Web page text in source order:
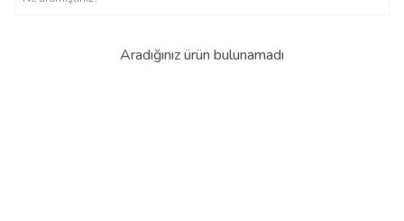
Aradığınız ürün bulunamadı